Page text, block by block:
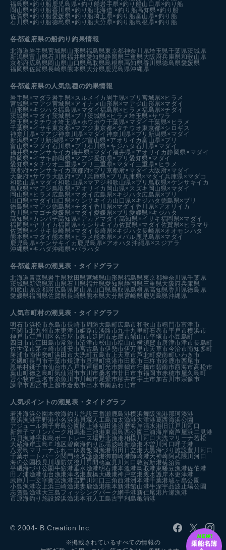
福島県×釣り船 鹿児島県×釣り船岩手県×釣り船山口県×釣り船
岡山県×釣り船香川県×釣り船北海道 ×釣り船高知県×釣り船
佐賀県×釣り船愛媛県×釣り船埼玉県×釣り船富山県×釣り船
石川県×釣り船徳島県×釣り船 大分県×釣り船島根県×釣り船
各都道府県の船釣り釣果情報
北海道 岩手県宮城県 山形県福島県東京都神奈川県埼玉県千葉県茨城県
新潟県富山県石川県福井県愛知県静岡県 三重県 大阪府兵庫県和歌山県
京都府広島県岡山県 山口県 鳥取県島根県高知県香川県徳島県愛媛県
福岡県佐賀県長崎県 熊本県 大分県 鹿児島県沖縄県
各都道府県の人気魚種の釣果情報
岩手県×マダラ 岩手県×スルメイカ 岩手県×ブリ宮城県×ヒラメ
宮城県×マアジ宮城県×アイナメ 山形県×マアジ山形県×マダイ
山形県×キジハタ福島県×マダイ福島県×ヒラメ福島県×チダイ
茨城県×マダイ 茨城県×ブリ茨城県×ヒラメ埼玉県×サワラ
埼玉県×タチウオ埼玉県×ホウボウ 千葉県×マダイ 千葉県×ヒラメ
千葉県×イサキ 東京都×マアジ 東京都×タチウオ東京都×シロギス
神奈川県×マアジ神奈川県×マダイ 神奈川県×ブリ 新潟県×マダイ
新潟県×ブリ 新潟県×マアジ富山県×アオリイカ富山県×ブリ
富山県×マダイ 石川県×ブリ石川県×キジハタ 石川県×マダイ
福井県×ケンサキイカ 福井県×マダイ福井県×アオリイカ静岡県×マダイ
静岡県×イサキ静岡県×マアジ愛知県×ブリ愛知県×マダイ
愛知県×タチウオ三重県×ブリ 三重県×マダイ 三重県×ヒラメ
京都府×ケンサキイカ 京都府×ブリ 京都府×マダイ 大阪府×マダイ
大阪府×サワラ 大阪府×ブリ兵庫県×ブリ兵庫県×マダイ兵庫県×マダコ
和歌山県×マダイ和歌山県×マアジ和歌山県×ブリ 鳥取県×ケンサキイカ
鳥取県×マアジ 鳥取県×アオリイカ 岡山県×スズキ 岡山県×マダイ
岡山県×ヒラメ 広島県×マダイ 広島県×キジハタ 広島県×ブリ
山口県×マダイ 山口県×ケンサキイカ 山口県×キジハタ 徳島県×ブリ
徳島県×マアジ徳島県×チダイ 香川県×マダイ 香川県×アオリイカ
香川県×マゴチ愛媛県×マダイ 愛媛県×ブリ愛媛県×キジハタ
高知県×カンパチ高知県×アカアマダイ 高知県×イサキ福岡県×マダイ
福岡県×ヤリイカ福岡県×ケンサキイカ 佐賀県×マダイ 佐賀県×ヒラマサ
佐賀県×イサキ長崎県×マダイ 長崎県×キジハタ長崎県×オオモンハタ
熊本県×マダイ 熊本県×ヒラメ 熊本県×メバル 鹿児島県×マダイ
鹿児島県×ケンサキイカ 鹿児島県×アオハタ沖縄県×スジアラ
沖縄県×キハダ沖縄県×バラハタ
各都道府県の潮見表 ・タイドグラフ
北海道青森県岩手県秋田県宮城県山形県福島県 東京都神奈川県千葉県
茨城県 新潟県富山県石川県福井県愛知県静岡県 三重県大阪府兵庫県
和歌山県京都府広島県 岡山県山口県 鳥取県島根県高知県香川県徳島県
愛媛県福岡県佐賀県長崎県 熊本県大分県宮崎県 鹿児島県沖縄県
人気市町村の潮見表・タイドグラフ
明石市浜松市糸島市長崎市 周防大島町広島市和歌山市鳴門市富津市
下関市北九州市木更津市姫路市淡路市九十九里町石巻市平戸市横浜市
神戸市江戸川区名古屋市呉市延岡市志摩市館山市平塚市小豆島町
四日市市江田島市常滑市沼津市松山市福山市横須賀市唐津市津市長島町
佐世保市茅ヶ崎市浦安市宮古島市伊勢市伊万里市天草市今治市南知多町
勝浦市南伊勢町浜田市大洗町五島市 上天草市芦北町愛南町いわき市
大磯町長門市千葉市焼津市亘理町境港市田原市臼杵市鈴鹿市西尾市
恩納村銚子市仙台市 八戸市芦屋町光市舞鶴市行橋市碧南市西海市高松市
葉山町徳之島町気仙沼市市川市桑名市廿日市市福岡市赤穂市屋久島町
苫小牧市玉名市糸魚川市 川崎市尾鷲市柳井市宇土市加古川市宗像市
諫早市西宮市 上越市倉敷市出水市南あわじ市
人気ポイントの潮見表・タイドグラフ
若洲海浜公園本牧海釣り施設三番瀬 鹿島港横浜舞阪漁港 那珂湊港
豊浜漁港宇野港小名浜港 貝塚人工島 加太漁港 大津港葛西海浜公園
アジュール舞子野島公園閖上港福田港須磨海岸清水港 旧江戸川河口
新舞子マリンパーク 相馬港 三池港東扇島西公園 三浦海岸南芦屋浜 二見港
片貝漁港平和島ボートレース場野北漁港相模川河口 大洗マリーナ 若松
大蔵海岸玉島Ｅ地区碧南海釣り広場波崎新漁港 木曽川河口呼子港
八景島マリーナふれーゆ裏飯岡漁港羽田 日立港 大黒海づり施設豊川河口
千葉ポートパーク関門橋名護漁港御前崎港師崎港天神崎阿武隈川河口
海の公園検見川堤防筑後川昇開橋室見川河口敦賀新港横須賀
平磯海づり公園牛窓港垂水漁港 明石港本渡港 鳥取港 東幡豆漁港佐伯港
田ノ浦漁港仙台漁港津名港 豊橋 大磯港神戸空港親水護岸 木更津港
武庫川一文字新宮漁港吉野川河口 三角西港洲本港千葉港城ヶ島公園
小島漁港吹上浜三崎漁港妻鹿漁港熊本新港館山港牛深宇品波止場公園
志賀島漁港 大三島フィッシングパーク網干港 新仁尾港 片瀬漁港
市原海釣り施設姪浜漁港本荘人工島古宇利島亀浦港
© 2004- B.Creation Inc.
※掲載されているすべての情報の